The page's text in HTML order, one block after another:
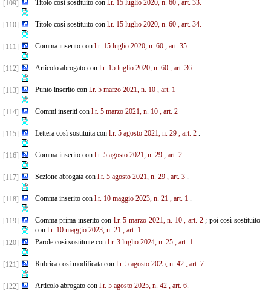
[109] Titolo così sostituito con l.r. 15 luglio 2020, n. 60 , art. 33.
[110] Titolo così sostituito con l.r. 15 luglio 2020, n. 60 , art. 34.
[111] Comma inserito con l.r. 15 luglio 2020, n. 60 , art. 35.
[112] Articolo abrogato con l.r. 15 luglio 2020, n. 60 , art. 36.
[113] Punto inserito con l.r. 5 marzo 2021, n. 10 , art. 1
[114] Commi inseriti con l.r. 5 marzo 2021, n. 10 , art. 2
[115] Lettera così sostituita con l.r. 5 agosto 2021, n. 29 , art. 2.
[116] Comma inserito con l.r. 5 agosto 2021, n. 29 , art. 2.
[117] Sezione abrogata con l.r. 5 agosto 2021, n. 29 , art. 3.
[118] Comma inserito con l.r. 10 maggio 2023, n. 21 , art. 1.
[119] Comma prima inserito con l.r. 5 marzo 2021, n. 10 , art. 2; poi così sostituito
con l.r. 10 maggio 2023, n. 21 , art. 1.
[120]
Parole così sostituite con l.r. 3 luglio 2024, n. 25 , art. 1.
[121] Rubrica così modificata con l.r. 5 agosto 2025, n. 42 , art. 7.
[122] Articolo abrogato con l.r. 5 agosto 2025, n. 42 , art. 6.